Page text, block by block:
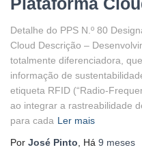
Detalhe do PPS N.º 80
Cloud Descrição –
totalmente diferenciadora,
informação de
etiqueta RFID (“Radio-
ao integrar a rastreabilidade
para cada Ler mais
Por José Pinto , Há 9 meses